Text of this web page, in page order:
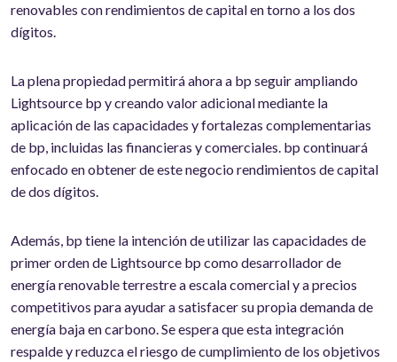
renovables con rendimientos de capital en torno a los dos
dígitos.
La plena propiedad permitirá ahora a bp seguir ampliando
Lightsource bp y creando valor adicional mediante la
aplicación de las capacidades y fortalezas complementarias
de bp, incluidas las financieras y comerciales. bp continuará
enfocado en obtener de este negocio rendimientos de capital
de dos dígitos.
Además, bp tiene la intención de utilizar las capacidades de
primer orden de Lightsource bp como desarrollador de
energía renovable terrestre a escala comercial y a precios
competitivos para ayudar a satisfacer su propia demanda de
energía baja en carbono. Se espera que esta integración
respalde y reduzca el riesgo de cumplimiento de los objetivos